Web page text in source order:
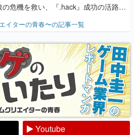
の危機を救い、『.hack』成功の活路を
年ジャンプ』色だった【若ゲのいた
イターの青春〜の記事一覧
Youtube